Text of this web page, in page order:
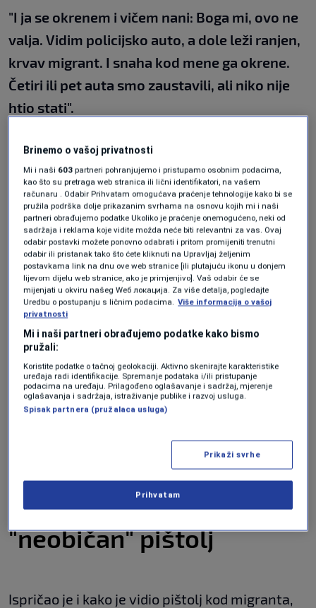
"I ja se okrenem i vičem nani: Boga mi, ovo ne
valja. Vidim policijsko auto, a dole leži ranjen,
krvav migrant. I snaha kod mene ga okrene.
Četiri ili pet auta smo zaustavili, ali niko nije
htio stati".
Nekoliko migranta, kako tvrdi ovaj svjedok, koji
su se vozili u"plavom automobilu",stali su i
odvukli ranjenog migranta.
"Mi smo ga u auto sa migrantima ubacili,
momak sjedi naprijed, dvojica pozadi ga
ubaciše. Neko plavo auto. Rekoh: Halal ti bilo
do hitne pomoći", kazao je za N1.
Kako je još ispričao, migrant je ranjen u sukobu
dvije grupe -
migranta), a ostali su bježali na suprotnu
stranu"...
"Čitav rat sam bio ovdje, imam petlja za sve,
, dodao je svjedok događaja.
Svjedok vidio i
"neobičan" pištolj
Ispričao je i kako je vidio pištolj kod migranta,
Brinemo o vašoj privatnosti
Mi i naši 603 partneri pohranjujemo i pristupamo osobnim podacima,
kao što su pretraga web stranica ili lični identifikatori, na vašem
računaru . Odabir Prihvatam omogućava praćenje tehnologije kako bi se
pružila podrška dolje prikazanim svrhama na osnovu kojih mi i naši
partneri obrađujemo podatke Ukoliko je praćenje onemogućeno, neki od
sadržaja i reklama koje vidite možda neće biti relevantni za vas. Ovaj
odabir postavki možete ponovno odabrati i pritom promijeniti trenutni
odabir ili pristanak tako što ćete kliknuti na Upravljaj željenim
postavkama link na dnu ove web stranice [ili plutajuću ikonu u donjem
lijevom dijelu web stranice, ako je primjenjivo]. Vaš odabir će se
mijenjati u okviru našeg Wеб локација. Za više detalja, pogledajte
Uredbu o postupanju s ličnim podacima. Više informacija o vašoj
privatnosti
Mi i naši partneri obrađujemo podatke kako bismo
pružali:
Koristite podatke o tačnoj geolokaciji. Aktivno skenirajte karakteristike
uređaja radi identifikacije. Spremanje podataka i/ili pristupanje
podacima na uređaju. Prilagođeno oglašavanje i sadržaj, mjerenje
oglašavanja i sadržaja, istraživanje publike i razvoj usluga.
Spisak partnera (pružalaca usluga)
Prikaži svrhe
Prihvatam